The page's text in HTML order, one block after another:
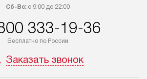
Сб-Вс:с 9:00 до 22:00
333-19-36
Бесплатно по России
Заказать звонок